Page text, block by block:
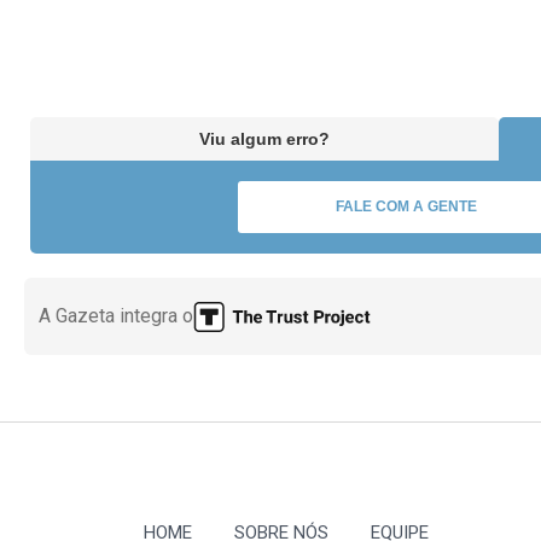
Viu algum erro?
FALE COM A GENTE
A Gazeta integra o
HOME SOBRE NÓS EQUIPE